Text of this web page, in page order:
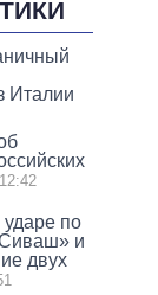
Италии
по
и
двух